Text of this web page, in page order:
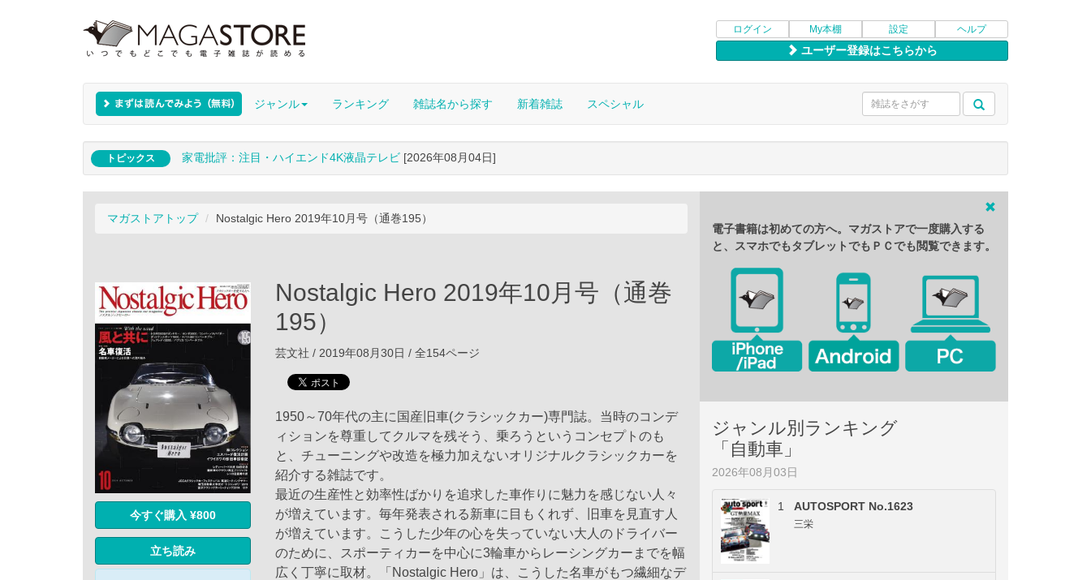
ログイン My本棚 設定 ヘルプ
ユーザー登録はこちらから
ジャンル ランキング 雑誌名から探す 新着雑誌 スペシャル
トピックス 家電批評：注目・ハイエンド4K液晶テレビ [2026年08月04日]
マガストアトップ Nostalgic Hero 2019年10月号（通巻195）
今すぐ購入 ¥800
立ち読み
Nostalgic Hero 2019年10月号（通巻
195）
芸文社 / 2019年08月30日 / 全154ページ
1950～70年代の主に国産旧車(クラシックカー)専門誌。当時のコンデ
ィションを尊重してクルマを残そう、乗ろうというコンセプトのも
と、チューニングや改造を極力加えないオリジナルクラシックカーを
紹介する雑誌です。
最近の生産性と効率性ばかりを追求した車作りに魅力を感じない人々
が増えています。毎年発表される新車に目もくれず、旧車を見直す人
が増えています。こうした少年の心を失っていない大人のドライバー
のために、スポーティカーを中心に3輪車からレーシングカーまでを幅
広く丁寧に取材。「Nostalgic Hero」は、こうした名車がもつ繊細なデ
電子書籍は初めての方へ。マガストアで一度購入する
と、スマホでもタブレットでもＰＣでも閲覧できます。
ジャンル別ランキング
「自動車」
2026年08月03日
1 AUTOSPORT No.1623
三栄